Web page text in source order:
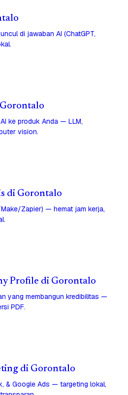
di jawaban AI (ChatGPT,
ke produk Anda — LLM,
vision.
di Gorontalo
Zapier) — hemat jam kerja,
Profile di Gorontalo
yang membangun kredibilitas —
PDF.
di Gorontalo
& Google Ads — targeting lokal,